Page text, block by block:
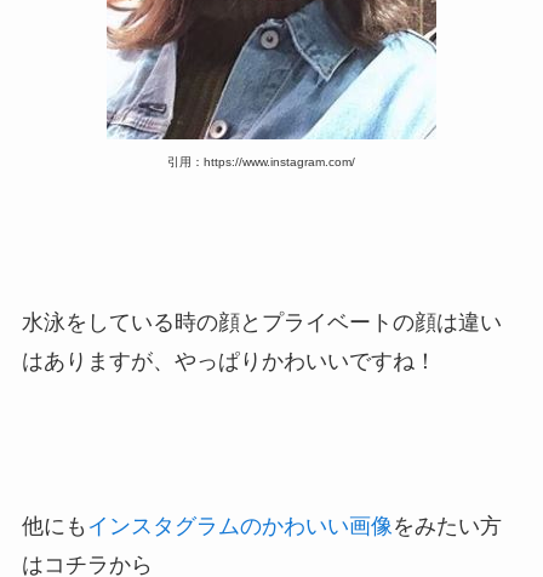
引用：https://www.instagram.com/
水泳をしている時の顔とプライベートの顔は違い
はありますが、やっぱりかわいいですね！
他にも インスタグラムのかわいい画像をみたい方
はコチラから